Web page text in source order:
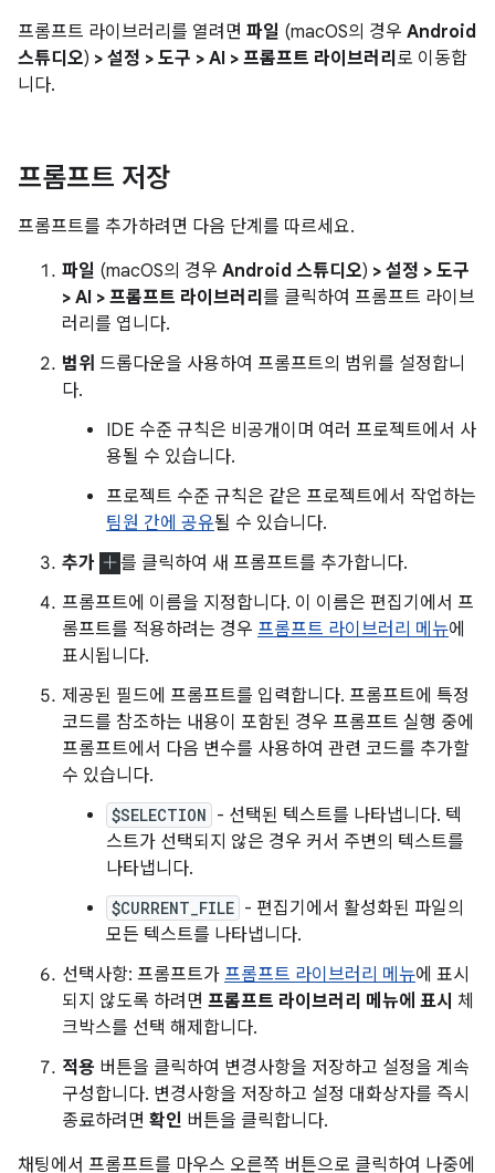
프롬프트 라이브러리를 열려면 파일 (macOS의 경우 Android
스튜디오) > 설정 > 도구 > AI > 프롬프트 라이브러리 로 이동합
니다.
프롬프트 저장
프롬프트를 추가하려면 다음 단계를 따르세요.
파일 (macOS의 경우 Android 스튜디오) > 설정 > 도구
> AI > 프롬프트 라이브러리 를 클릭하여 프롬프트 라이브
러리를 엽니다.
범위 드롭다운을 사용하여 프롬프트의 범위를 설정합니
다.
IDE 수준 규칙은 비공개이며 여러 프로젝트에서 사
용될 수 있습니다.
프로젝트 수준 규칙은 같은 프로젝트에서 작업하는
팀원 간에 공유될 수 있습니다.
추가
를 클릭하여 새 프롬프트를 추가합니다.
프롬프트에 이름을 지정합니다. 이 이름은 편집기에서 프
롬프트를 적용하려는 경우 프롬프트 라이브러리 메뉴에
표시됩니다.
제공된 필드에 프롬프트를 입력합니다. 프롬프트에 특정
코드를 참조하는 내용이 포함된 경우 프롬프트 실행 중에
프롬프트에서 다음 변수를 사용하여 관련 코드를 추가할
수 있습니다.
$SELECTION - 선택된 텍스트를 나타냅니다. 텍
스트가 선택되지 않은 경우 커서 주변의 텍스트를
나타냅니다.
$CURRENT_FILE - 편집기에서 활성화된 파일의
모든 텍스트를 나타냅니다.
선택사항: 프롬프트가 프롬프트 라이브러리 메뉴에 표시
되지 않도록 하려면 프롬프트 라이브러리 메뉴에 표시 체
크박스를 선택 해제합니다.
적용 버튼을 클릭하여 변경사항을 저장하고 설정을 계속
구성합니다. 변경사항을 저장하고 설정 대화상자를 즉시
종료하려면 확인 버튼을 클릭합니다.
채팅에서 프롬프트를 마우스 오른쪽 버튼으로 클릭하여 나중에